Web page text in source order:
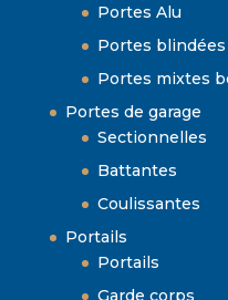
Portes Alu
Portes blindées
Portes mixtes
Portes de garage
Sectionnelles
Battantes
Coulissantes
Portails
Portails
Garde corps